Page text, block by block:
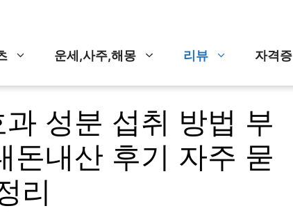
운세,사주,해몽 리뷰 자격증
성분 섭취 방법 부
돈내산 후기 자주 묻
리